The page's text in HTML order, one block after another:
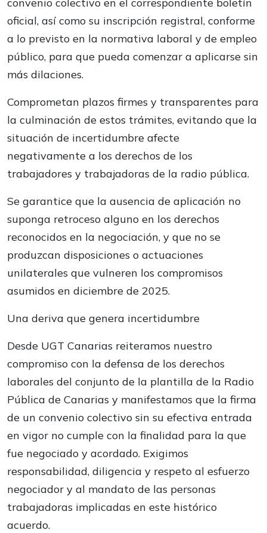
convenio colectivo en el correspondiente boletín
oficial, así como su inscripción registral, conforme
a lo previsto en la normativa laboral y de empleo
público, para que pueda comenzar a aplicarse sin
más dilaciones.
Comprometan plazos firmes y transparentes para
la culminación de estos trámites, evitando que la
situación de incertidumbre afecte
negativamente a los derechos de los
trabajadores y trabajadoras de la radio pública.
Se garantice que la ausencia de aplicación no
suponga retroceso alguno en los derechos
reconocidos en la negociación, y que no se
produzcan disposiciones o actuaciones
unilaterales que vulneren los compromisos
asumidos en diciembre de 2025.
Una deriva que genera incertidumbre
Desde UGT Canarias reiteramos nuestro
compromiso con la defensa de los derechos
laborales del conjunto de la plantilla de la Radio
Pública de Canarias y manifestamos que la firma
de un convenio colectivo sin su efectiva entrada
en vigor no cumple con la finalidad para la que
fue negociado y acordado. Exigimos
responsabilidad, diligencia y respeto al esfuerzo
negociador y al mandato de las personas
trabajadoras implicadas en este histórico
acuerdo.